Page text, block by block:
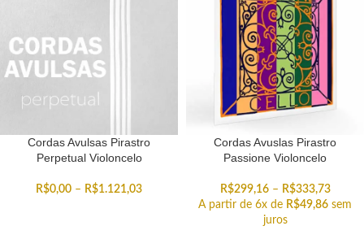
Cordas Avulsas Pirastro
Perpetual Violoncelo
R$0,00 – R$1.121,03
Cordas Avuslas Pirastro
Passione Violoncelo
R$299,16 – R$333,73
A partir de 6x de R$49,86 sem
juros